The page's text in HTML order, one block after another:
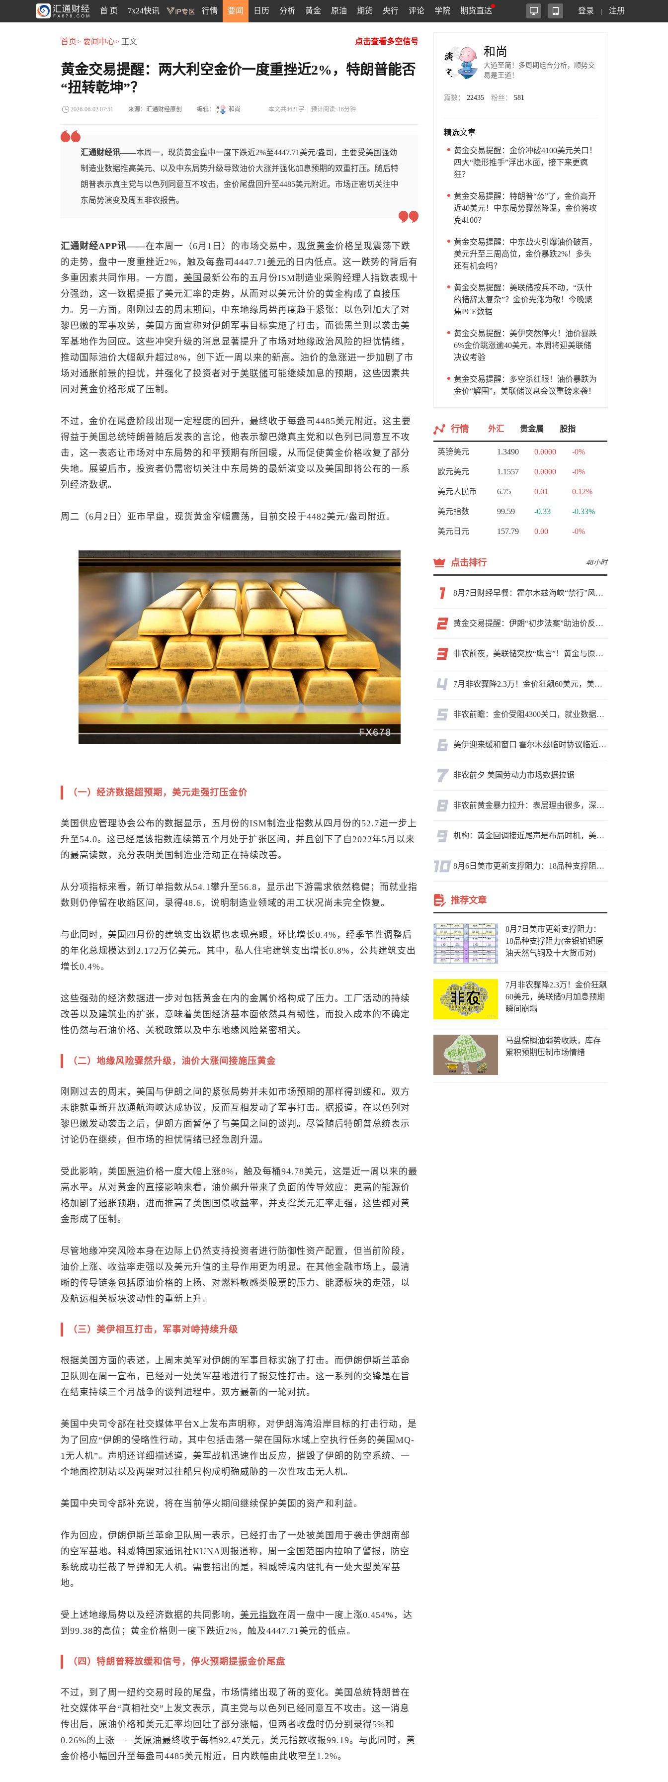
首 页 7x24快讯 行情 要闻 日历 分析 黄金 原油 期货 央行 评论 学院 期货直达 登录 注册
首页> 要闻中心> 正文 点击查看多空信号
黄金交易提醒：两大利空金价一度重挫近2%，特朗普能否
“扭转乾坤”？
2026-06-02 07:51 来源：汇通财经原创 编辑： 和尚 本文共4621字 | 预计阅读: 16分钟
汇通财经讯——本周一，现货黄金盘中一度下跌近2%至4447.71美元/盎司，主要受美国强劲
制造业数据推高美元、以及中东局势升级导致油价大涨并强化加息预期的双重打压。随后特
朗普表示真主党与以色列同意互不攻击，金价尾盘回升至4485美元附近。市场正密切关注中
东局势演变及周五非农报告。
汇通财经APP讯——在本周一（6月1日）的市场交易中， 现货黄金价格呈现震荡下跌
的走势，盘中一度重挫近2%，触及每盎司4447.71美元的日内低点。这一跌势的背后有
多重因素共同作用。一方面， 美国 最新公布的五月份ISM制造业采购经理人指数表现十
分强劲，这一数据提振了美元汇率的走势，从而对以美元计价的黄金构成了直接压
力。另一方面，刚刚过去的周末期间，中东地缘局势再度趋于紧张：以色列加大了对
黎巴嫩的军事攻势，美国方面宣称对伊朗军事目标实施了打击，而德黑兰则以袭击美
军基地作为回应。这些冲突升级的消息显著提升了市场对地缘政治风险的担忧情绪，
推动国际油价大幅飙升超过8%，创下近一周以来的新高。油价的急涨进一步加剧了市
场对通胀前景的担忧，并强化了投资者对于美联储可能继续加息的预期，这些因素共
同对黄金价格形成了压制。
不过，金价在尾盘阶段出现一定程度的回升，最终收于每盎司4485美元附近。这主要
得益于美国总统特朗普随后发表的言论，他表示黎巴嫩真主党和以色列已同意互不攻
击，这一表态让市场对中东局势的和平预期有所回暖，从而促使黄金价格收复了部分
失地。展望后市，投资者仍需密切关注中东局势的最新演变以及美国即将公布的一系
列经济数据。
周二（6月2日）亚市早盘， 现货黄金窄幅震荡，目前交投于4482美元/盎司附近。
（一）经济数据超预期，美元走强打压金价
美国供应管理协会公布的数据显示，五月份的ISM制造业指数从四月份的52.7进一步上
升至54.0。这已经是该指数连续第五个月处于扩张区间，并且创下了自2022年5月以来
的最高读数，充分表明美国制造业活动正在持续改善。
从分项指标来看，新订单指数从54.1攀升至56.8，显示出下游需求依然稳健；而就业指
数则仍停留在收缩区间，录得48.6，说明制造业领域的用工状况尚未完全恢复。
与此同时，美国四月份的建筑支出数据也表现亮眼，环比增长0.4%，经季节性调整后
的年化总规模达到2.172万亿美元。其中，私人住宅建筑支出增长0.8%，公共建筑支出
增长0.4%。
这些强劲的经济数据进一步对包括黄金在内的金属价格构成了压力。工厂活动的持续
改善以及建筑业的扩张，意味着美国经济基本面依然具有韧性，而投入成本的不确定
性仍然与石油价格、关税政策以及中东地缘风险紧密相关。
（二）地缘风险骤然升级，油价大涨间接施压黄金
刚刚过去的周末，美国与伊朗之间的紧张局势并未如市场预期的那样得到缓和。双方
未能就重新开放通航海峡达成协议，反而互相发动了军事打击。据报道，在以色列对
黎巴嫩发动袭击之后，伊朗方面暂停了与美国之间的谈判。尽管随后特朗普总统表示
讨论仍在继续，但市场的担忧情绪已经急剧升温。
受此影响，美国 原油价格一度大幅上涨8%，触及每桶94.78美元，这是近一周以来的最
高水平。从对黄金的直接影响来看，油价飙升带来了负面的传导效应：更高的能源价
格加剧了通胀预期，进而推高了美国国债收益率，并支撑美元汇率走强，这些都对黄
金形成了压制。
尽管地缘冲突风险本身在边际上仍然支持投资者进行防御性资产配置，但当前阶段，
油价上涨、收益率走强以及美元升值的主导作用更为明显。在其他金融市场上，最清
晰的传导链条包括原油价格的上扬、对燃料敏感类股票的压力、能源板块的走强，以
及航运相关板块波动性的重新上升。
（三）美伊相互打击，军事对峙持续升级
根据美国方面的表述，上周末美军对伊朗的军事目标实施了打击。而伊朗伊斯兰革命
卫队则在周一宣布，已经对一处美军基地进行了报复性打击。这一系列的交锋是在旨
在结束持续三个月战争的谈判进程中，双方最新的一轮对抗。
美国中央司令部在社交媒体平台X上发布声明称，对伊朗海湾沿岸目标的打击行动，是
为了回应“伊朗的侵略性行动，其中包括击落一架在国际水域上空执行任务的美国MQ-
1无人机”。声明还详细描述道，美军战机迅速作出反应，摧毁了伊朗的防空系统、一
个地面控制站以及两架对过往船只构成明确威胁的一次性攻击无人机。
美国中央司令部补充说，将在当前停火期间继续保护美国的资产和利益。
作为回应，伊朗伊斯兰革命卫队周一表示，已经打击了一处被美国用于袭击伊朗南部
的空军基地。科威特国家通讯社KUNA则报道称，周一全国范围内拉响了警报，防空
系统成功拦截了导弹和无人机。需要指出的是，科威特境内驻扎有一处大型美军基
地。
受上述地缘局势以及经济数据的共同影响， 美元指数在周一盘中一度上涨0.454%，达
到99.38的高位；黄金价格则一度下跌近2%，触及4447.71美元的低点。
（四）特朗普释放缓和信号，停火预期提振金价尾盘
不过，到了周一纽约交易时段的尾盘，市场情绪出现了新的变化。美国总统特朗普在
社交媒体平台“真相社交”上发文表示，真主党与以色列已经同意互不攻击。这一消息
传出后，原油价格和美元汇率均回吐了部分涨幅，但两者收盘时仍分别录得5%和
0.26%的上涨——美原油最终收于每桶92.47美元， 美元指数收报99.19。与此同时，黄
金价格小幅回升至每盎司4485美元附近，日内跌幅由此收窄至1.2%。
和尚
大道至简！多周期组合分析，顺势交
易是王道！
篇数： 22435 粉丝： 581
精选文章
黄金交易提醒：金价冲破4100美元关口！
四大“隐形推手”浮出水面，接下来更疯
狂？
黄金交易提醒：特朗普“怂”了，金价高开
近40美元！中东局势骤然降温，金价将攻
克4100？
黄金交易提醒：中东战火引爆油价破百，
美元升至三周高位，金价暴跌2%！多头
还有机会吗？
黄金交易提醒：美联储按兵不动，“沃什
的措辞太复杂”？金价先涨为敬！今晚聚
焦PCE数据
黄金交易提醒：美伊突然停火！油价暴跌
6%金价跳涨逾40美元，本周将迎美联储
决议考验
黄金交易提醒：多空杀红眼！油价暴跌为
金价“解围”，美联储议息会议重磅来袭！
行情 外汇 贵金属 股指
英镑美元 1.3490 0.0000 -0%
欧元美元 1.1557 0.0000 -0%
美元人民币 6.75 0.01 0.12%
美元指数 99.59 -0.33 -0.33%
美元日元 157.79 0.00 -0%
点击排行 48小时
8月7日财经早餐：霍尔木兹海峡“禁行”风波再起，油价急涨金价承压，非农夜市场博弈加剧
黄金交易提醒：伊朗“初步法案”助油价反弹逾3%，金价小幅承压，非农重磅来袭！
非农前夜，美联储突放“鹰言”！黄金与原油为何联手反攻？
7月非农骤降2.3万！金价狂飙60美元，美联储9月加息预期瞬间崩塌
非农前瞻：金价受阻4300关口，就业数据是“火上浇油”还是“釜底抽薪”？
美伊迎来缓和窗口 霍尔木兹临时协议临近落地
非农前夕 美国劳动力市场数据拉锯
非农前黄金暴力拉升：表层理由很多，深层逻辑却让人困惑
机构：黄金回调接近尾声是布局时机，美元后市或走弱转为利多因素
8月6日美市更新支撑阻力：18品种支撑阻力(金银铂钯原油天然气铜及十大货币对)
推荐文章
8月7日美市更新支撑阻力：
18品种支撑阻力(金银铂钯原
油天然气铜及十大货币对)
7月非农骤降2.3万！金价狂飙
60美元，美联储9月加息预期
瞬间崩塌
马盘棕榈油弱势收跌，库存
累积预期压制市场情绪